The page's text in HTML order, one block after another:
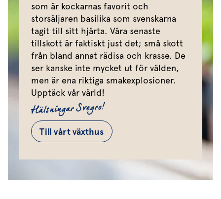
som är kockarnas favorit och
storsäljaren basilika som svenskarna
tagit till sitt hjärta. Våra senaste
tillskott är faktiskt just det; små skott
från bland annat rädisa och krasse. De
ser kanske inte mycket ut för välden,
men är ena riktiga smakexplosioner.
Upptäck vår värld!
Hälsningar Svegro!
Till vårt växthus